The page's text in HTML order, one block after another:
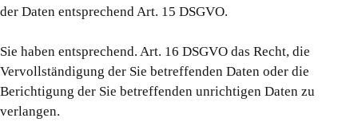
der Daten entsprechend Art. 15 DSGVO.
Sie haben entsprechend. Art. 16 DSGVO das Recht, die
Vervollständigung der Sie betreffenden Daten oder die
Berichtigung der Sie betreffenden unrichtigen Daten zu
verlangen.